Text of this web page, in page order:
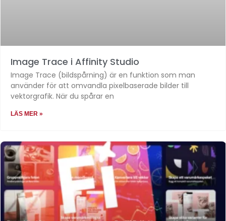
Image Trace i Affinity Studio
Image Trace (bildspårning) är en funktion som man
använder för att omvandla pixelbaserade bilder till
vektorgrafik. När du spårar en
LÄS MER »